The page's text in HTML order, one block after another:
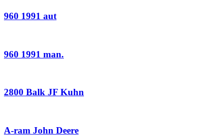
960 1991 aut
960 1991 man.
2800 Balk JF Kuhn
A-ram John Deere